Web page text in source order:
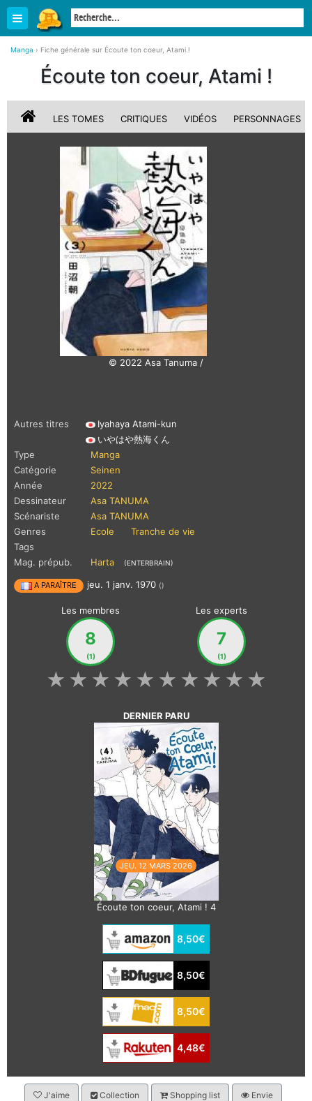
Manga › Fiche générale sur Écoute ton coeur, Atami !
Écoute ton coeur, Atami !
LES TOMES CRITIQUES VIDÉOS PERSONNAGES
© 2022 Asa Tanuma /
Autres titres
Iyahaya Atami-kun
いやはや熱海くん
Type
Manga
Catégorie
Seinen
Année
2022
Dessinateur
Asa TANUMA
Scénariste
Asa TANUMA
Genres
Ecole
Tranche de vie
Tags
Mag. prépub.
Harta (ENTERBRAIN)
A PARAÎTRE jeu. 1 janv. 1970 ()
Les membres
8
(1)
Les experts
7
(1)
★
★
★
★
★
★
★
★
★
★
DERNIER PARU
JEU. 12 MARS 2026
Écoute ton coeur, Atami ! 4
8,50€
8,50€
8,50€
4,48€
J'aime Collection Shopping list Envie